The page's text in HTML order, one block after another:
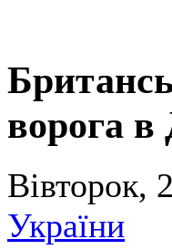
ворога в
Вівторок,
України